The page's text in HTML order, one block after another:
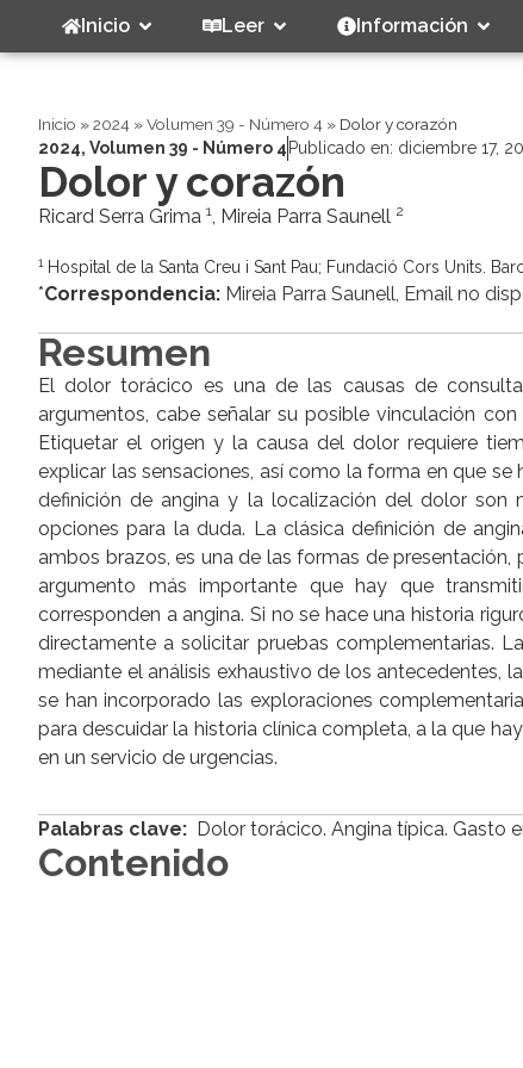
Inicio Leer Información
Inicio »2024 »Volumen 39 - Número 4 » Dolor y corazón
2024, Volumen 39 - Número 4 Publicado en: diciembre 17,
Dolor y corazón
Ricard Serra Grima 1, Mireia Parra Saunell 2
1Hospital de la Santa Creu i Sant Pau; Fundació Cors Units.
*Correspondencia: Mireia Parra Saunell, Email no
Resumen
El dolor torácico es una de las causas de
argumentos, cabe señalar su posible vinculación
Etiquetar el origen y la causa del dolor requiere
explicar las sensaciones, así como la forma en que
definición de angina y la localización del dolor son
opciones para la duda. La clásica definición de
ambos brazos, es una de las formas de
argumento más importante que hay que
corresponden a angina. Si no se hace una historia
directamente a solicitar pruebas complementarias.
mediante el análisis exhaustivo de los antecedentes,
se han incorporado las exploraciones
para descuidar la historia clínica completa, a la que
en un servicio de urgencias.
Palabras clave: Dolor torácico. Angina típica. Gasto
Contenido